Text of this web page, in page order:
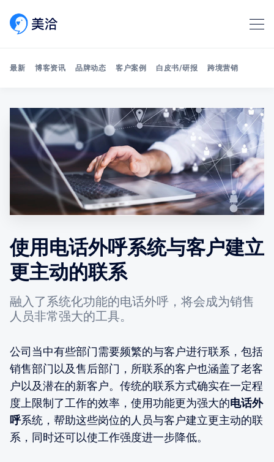
Search 美洽博客
最新 博客资讯 品牌动态 客户案例 白皮书/研报 跨境营销
使用电话外呼系统与客户建立
更主动的联系
融入了系统化功能的电话外呼，将会成为销售
人员非常强大的工具。
公司当中有些部门需要频繁的与客户进行联系，包括
销售部门以及售后部门，所联系的客户也涵盖了老客
户以及潜在的新客户。传统的联系方式确实在一定程
度上限制了工作的效率，使用功能更为强大的电话外
呼系统，帮助这些岗位的人员与客户建立更主动的联
系，同时还可以使工作强度进一步降低。